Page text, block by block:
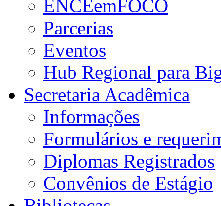
ENCEemFOCO
Parcerias
Eventos
Hub Regional para
Secretaria Acadêmica
Informações
Formulários e
Diplomas Registrados
Convênios de Estágio